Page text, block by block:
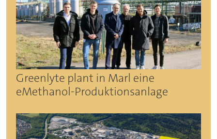
Greenlyte plant in Marl eine
eMethanol-Produktionsanlage